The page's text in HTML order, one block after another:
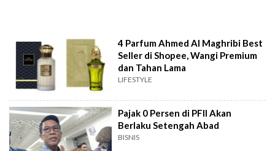
4 Parfum Ahmed Al Maghribi Best
Seller di Shopee, Wangi Premium
dan Tahan Lama
LIFESTYLE
Pajak 0 Persen di PFII Akan
Berlaku Setengah Abad
BISNIS